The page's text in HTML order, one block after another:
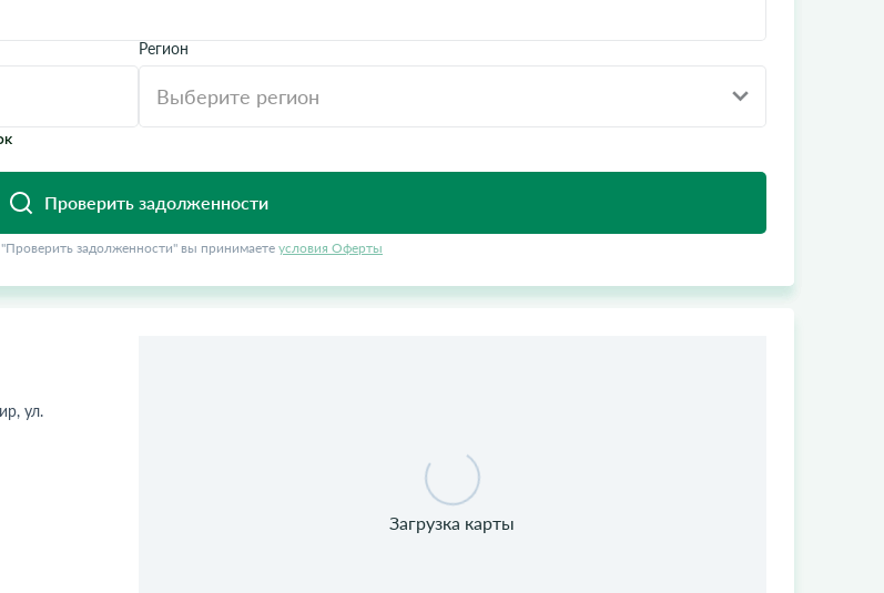
Регион
Проверить задолженности
задолженности" вы принимаете условия Оферты
ул.